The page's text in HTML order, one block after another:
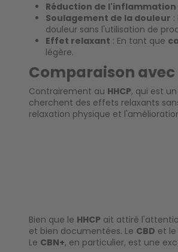
Réduction de l'inflammation
Soulagement de la douleur
douleur sans l'utilisation de
Effet relaxant : En tant que
légère.
Comparaison avec
Contrairement au HHCP, qui est
cherchent des effets relaxants
relaxation physique et
Bien que le HHCP ait attiré
et bien documentées. Le CBD et le
Le CBN+, en particulier, est une